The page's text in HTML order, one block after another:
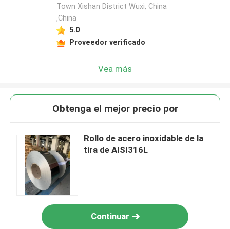
Town Xishan District Wuxi, China
,China
5.0
Proveedor verificado
Vea más
Obtenga el mejor precio por
Rollo de acero inoxidable de la
tira de AISI316L
Continuar